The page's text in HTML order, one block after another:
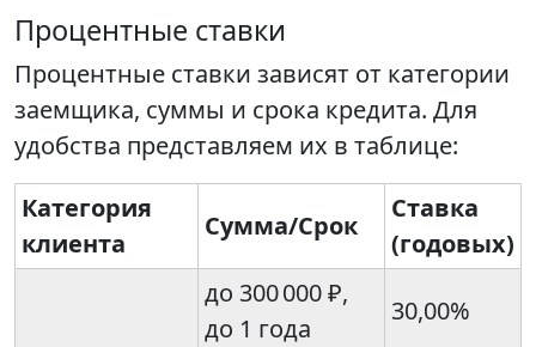
Процентные ставки
Процентные ставки зависят от категории
заемщика, суммы и срока кредита. Для
удобства представляем их в таблице:
Категория
клиента
Сумма/Срок
Ставка
(годовых)
до 300 000 ₽,
до 1 года
30,00%